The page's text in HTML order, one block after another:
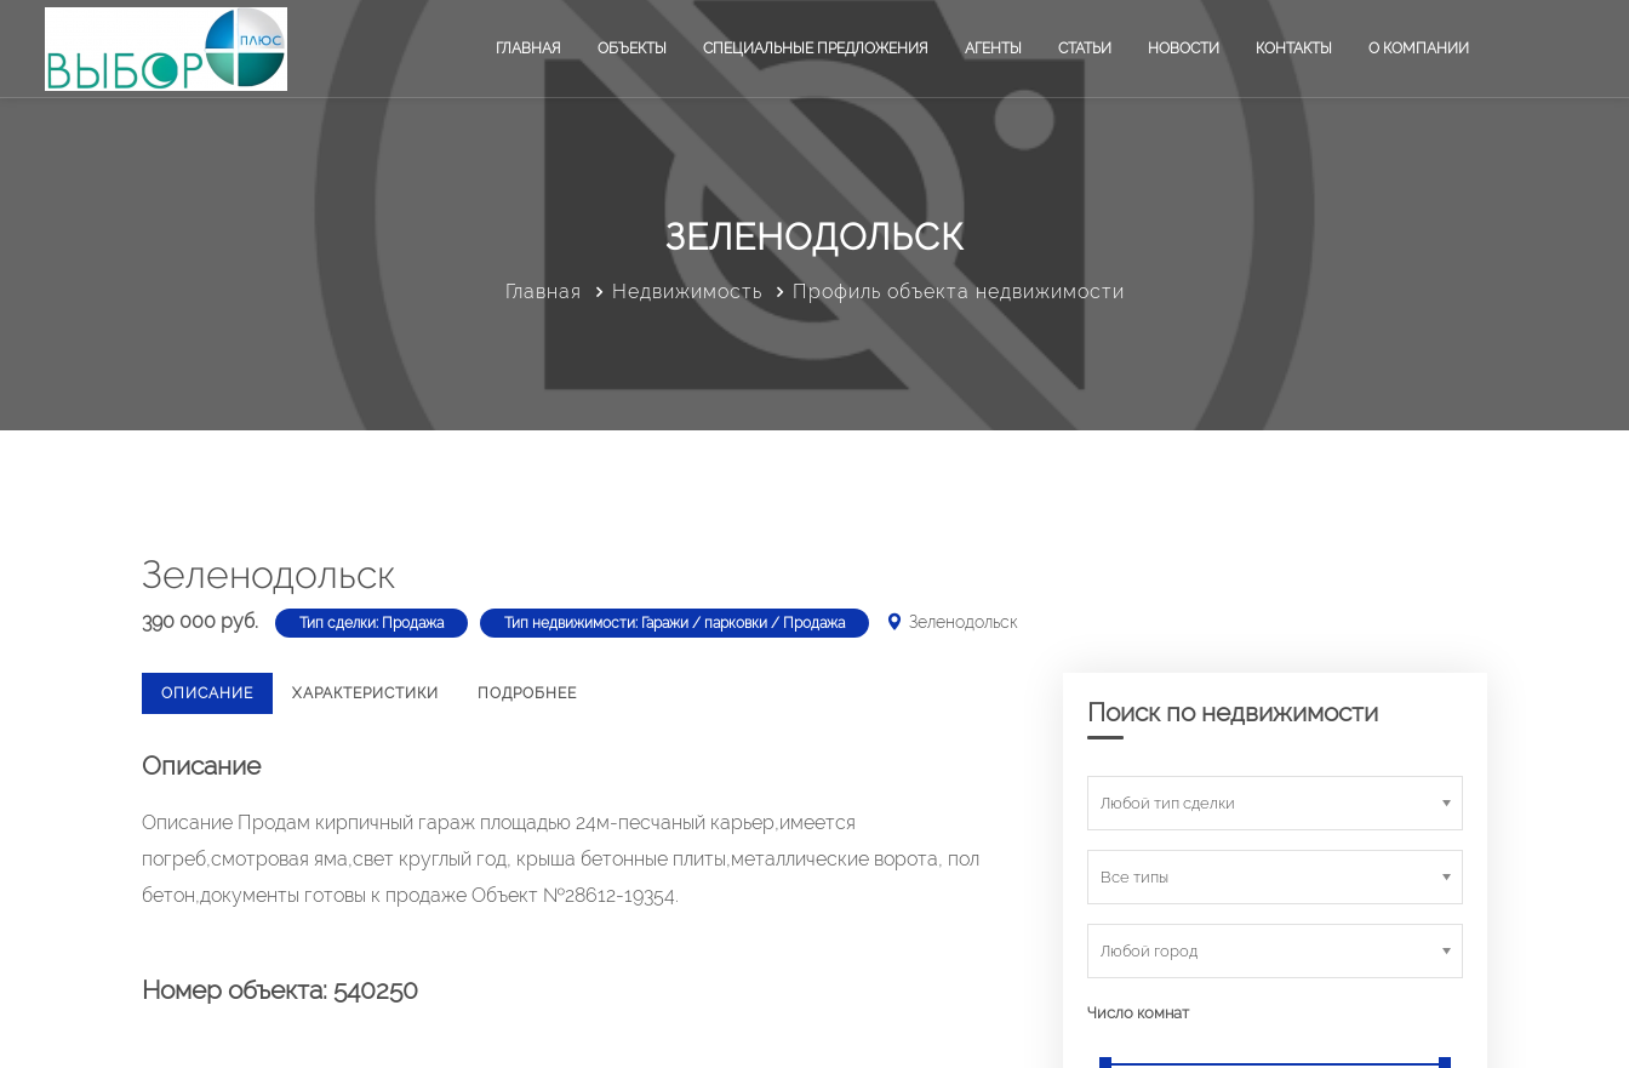
ГЛАВНАЯ ОБЪЕКТЫ СПЕЦИАЛЬНЫЕ ПРЕДЛОЖЕНИЯ АГЕНТЫ СТАТЬИ НОВОСТИ КОНТАКТЫ О КОМПАНИИ
ЗЕЛЕНОДОЛЬСК
Главная Недвижимость Профиль объекта недвижимости
Зеленодольск
390 000 руб. Тип сделки: Продажа Тип недвижимости: Гаражи / парковки / Продажа Зеленодольск
ОПИСАНИЕ ХАРАКТЕРИСТИКИ ПОДРОБНЕЕ
Описание
Описание Продам кирпичный гараж площадью 24м-песчаный карьер,имеется
погреб,смотровая яма,свет круглый год, крыша бетонные плиты,металлические ворота, пол
бетон,документы готовы к продаже Объект №28612-19354.
Номер объекта: 540250
Поиск по недвижимости
Любой тип сделки
Все типы
Любой город
Число комнат